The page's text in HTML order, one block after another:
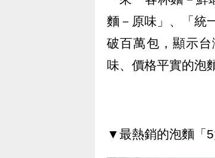
麵－原味」、「統
破百萬包，顯示
味、價格平實的泡
▼最熱銷的泡麵「5